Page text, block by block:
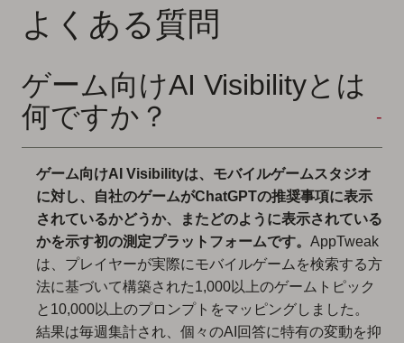
よくある質問
ゲーム向けAI Visibilityとは
何ですか？
ゲーム向けAI Visibilityは、モバイルゲームスタジオ
に対し、自社のゲームがChatGPTの推奨事項に表示
されているかどうか、またどのように表示されている
かを示す初の測定プラットフォームです。 AppTweak
は、プレイヤーが実際にモバイルゲームを検索する方
法に基づいて構築された1,000以上のゲームトピック
と10,000以上のプロンプトをマッピングしました。
結果は毎週集計され、個々のAI回答に特有の変動を抑